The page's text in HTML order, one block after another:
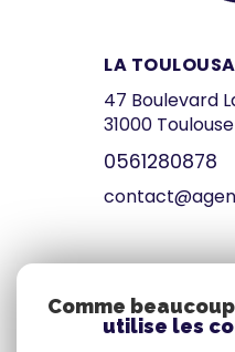
LA
47 Boulevard
31000 Toulouse
0561280878
Espace
Comme
utilise les